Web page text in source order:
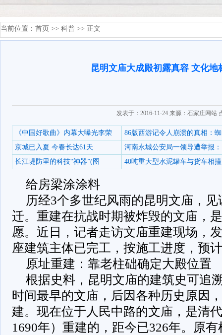
当前位置： 首页 >> 科普 >> 正文
昆明文庙大成殿初露真容 文化地
发表于：2016-11-24 来源：石家庄网站
《中国好歌曲》内幕大曝光李荣
86版西游记令人崩溃的真相：蜘
京城已入夏 今春长达61天
河南永城公安局一领导遭举报：
长江堤防里的科技“神器”(图
40吨重大型水泥罐车与货车相撞
给房梁涂涂料
历经3个多世纪风雨的昆明文庙，
迁。重建在抗战时期被炸毁的文庙，
愿。近日，记者走访文庙重建现场，
座建筑主体已完工，按施工进度，预
原址重建：靠老柱础确定大殿位置
根据史料，昆明文庙的建筑史可追
时间最早的文庙，后因各种历史原因
建。现在位于人民中路的文庙，是清
1690年）重建的，距今已326年。原